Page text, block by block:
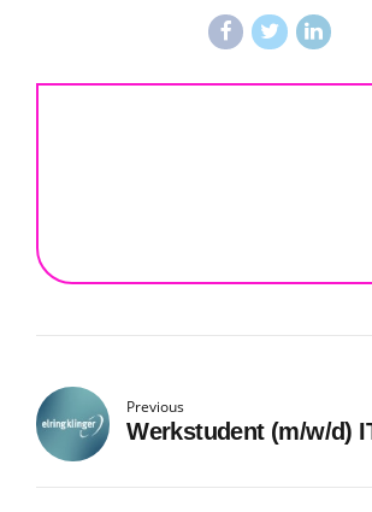
Previous
Werkstudent (m/w/d)